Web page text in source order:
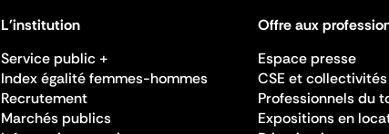
L'institution
Service public +
Index égalité femmes-hommes
Recrutement
Marchés publics
Offre aux
Espace presse
CSE et collectivités
Professionnels du
Expositions en